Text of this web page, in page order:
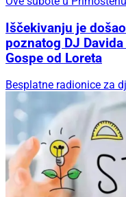
Iščekivanju je
poznatog DJ
Gospe od Loreta
Besplatne radionice za